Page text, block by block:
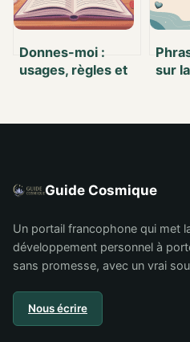
Donnes-moi :
usages, règles et
expression
sur
Guide Cosmique
Un portail francophone qui met
développement personnel à
sans promesse, avec un vrai
Nous écrire